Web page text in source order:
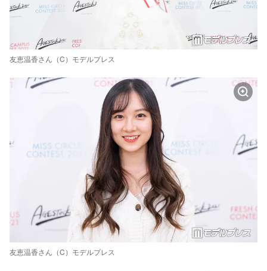
友恵温香さん（C）モデルプレス
友恵温香さん（C）モデルプレス